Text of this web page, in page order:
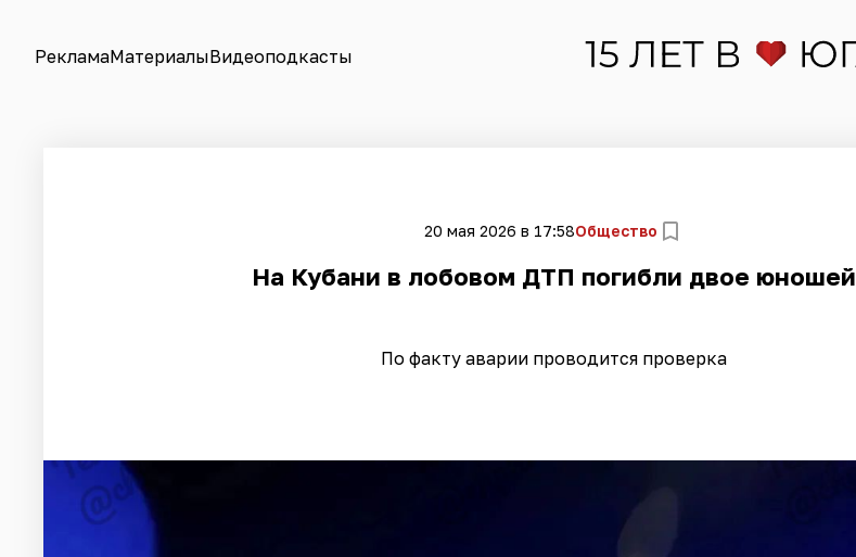
РекламаМатериалыВидеоподкасты
20 мая 2026 в 17:58Общество
На Кубани в лобовом ДТП погибли двое юношей
По факту аварии проводится проверка